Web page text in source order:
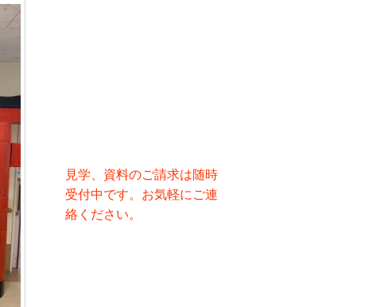
見学、資料のご請求は随時
受付中です。お気軽にご連
絡ください。